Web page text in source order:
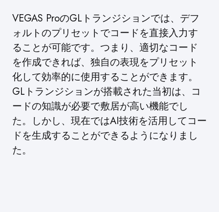
VEGAS ProのGLトランジションでは、デフ
ォルトのプリセットでコードを直接入力す
ることが可能です。つまり、適切なコード
を作成できれば、独自の表現をプリセット
化して効率的に使用することができます。
GLトランジションが搭載された当初は、コ
ードの知識が必要で敷居が高い機能でし
た。しかし、現在ではAI技術を活用してコー
ドを生成することができるようになりまし
た。